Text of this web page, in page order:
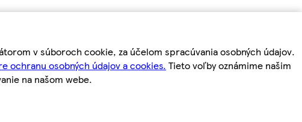
v súboroch cookie, za účelom spracúvania osobných údajov.
ochranu osobných údajov a cookies. Tieto voľby oznámime našim
na našom webe.